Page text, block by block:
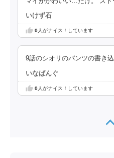
いけず石
0人がナイス！しています
9話のシオリのパンツの書き
いなばんぐ
0人がナイス！しています